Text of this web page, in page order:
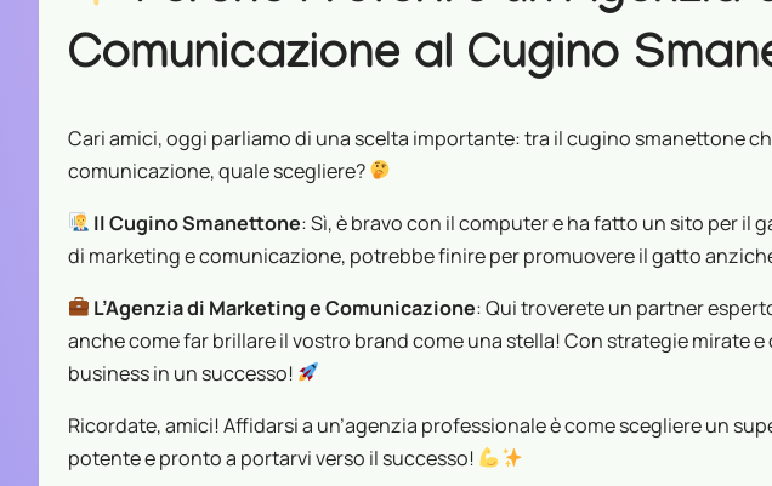
Comunicazione al Cugino
Cari amici, oggi parliamo di una scelta importante: tra il cugino smanettone
comunicazione, quale scegliere?
Il Cugino Smanettone: Sì, è bravo con il computer e ha fatto un sito per il
di marketing e comunicazione, potrebbe finire per promuovere il gatto
L’Agenzia di Marketing e Comunicazione: Qui troverete un partner
anche come far brillare il vostro brand come una stella! Con strategie mirate
business in un successo!
Ricordate, amici! Affidarsi a un’agenzia professionale è come scegliere un
potente e pronto a portarvi verso il successo!